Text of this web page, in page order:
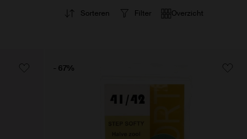
Filter Overzicht
Sorteren
- 67%